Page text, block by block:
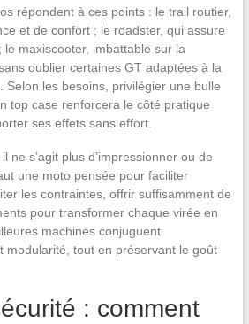
répondent à ces points : le trail routier,
et de confort ; le roadster, qui assure
maxiscooter, imbattable sur la
oublier certaines GT adaptées à la
Selon les besoins, privilégier une bulle
top case renforcera le côté pratique
ses effets sans effort.
ne s’agit plus d’impressionner ou de
une moto pensée pour faciliter
les contraintes, offrir suffisamment de
pour transformer chaque virée en
machines conjuguent
modularité, tout en préservant le goût
: comment